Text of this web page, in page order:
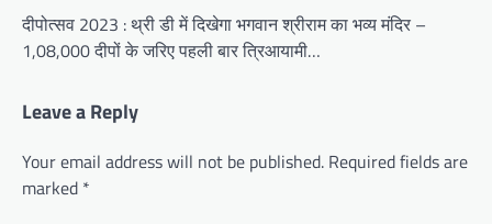
दीपोत्सव 2023 : थ्री डी में दिखेगा भगवान श्रीराम का भव्य मंदिर –
1,08,000 दीपों के जरिए पहली बार त्रिआयामी…
Leave a Reply
Your email address will not be published. Required fields are
marked *